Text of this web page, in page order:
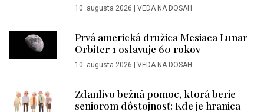
10. augusta 2026 VEDA NA DOSAH
Prvá americká družica Mesiaca Lunar
Orbiter 1 oslavuje 60 rokov
10. augusta 2026 VEDA NA DOSAH
Zdanlivo bežná pomoc, ktorá berie
seniorom dôstojnosť: Kde je hranica